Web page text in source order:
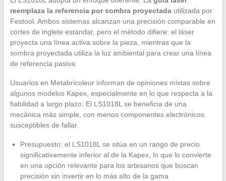
reemplaza la referencia por sombra proyectadautilizada por
Festool. Ambos sistemas alcanzan una precisión comparable en
cortes de inglete estándar, pero el método difiere: el láser
proyecta una línea activa sobre la pieza, mientras que la
sombra proyectada utiliza la luz ambiental para crear una línea
de referencia pasiva.
Usuarios en Metabricoleur informan de opiniones mixtas sobre
algunos modelos Kapex, especialmente en lo que respecta a la
fiabilidad a largo plazo. El LS1018L se beneficia de una
mecánica más simple, con menos componentes electrónicos
susceptibles de fallar.
Presupuesto: el LS1018L se sitúa en un rango de precio
significativamente inferior al de la Kapex, lo que lo convierte
en una opción relevante para los artesanos que buscan
precisión sin invertir en lo más alto de la gama